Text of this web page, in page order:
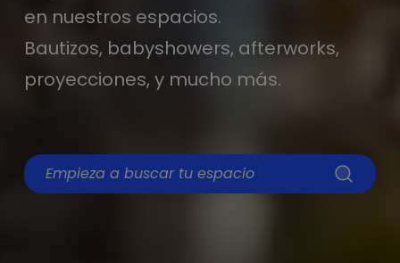
en nuestros espacios.
Bautizos, babyshowers, afterworks,
proyecciones, y mucho más.
Empieza a buscar tu espacio